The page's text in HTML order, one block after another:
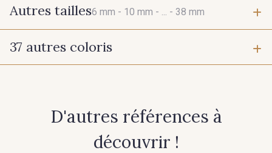
Autres tailles6 mm - 10 mm - ... - 38 mm
6 mm
37 autres coloris
D'autres références à
découvrir !